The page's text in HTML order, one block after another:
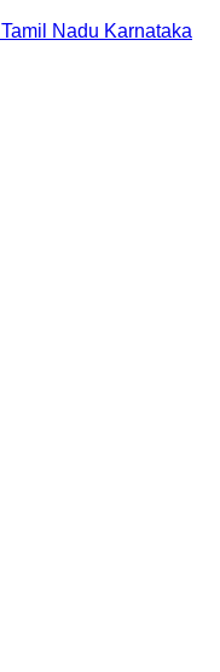
Tamil Nadu Karnataka